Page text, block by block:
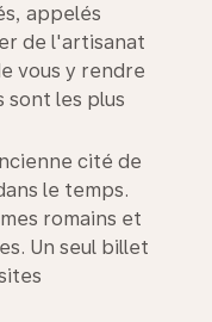
appelés
de l'artisanat
vous y rendre
sont les plus
cité de
le temps.
romains et
Un seul billet